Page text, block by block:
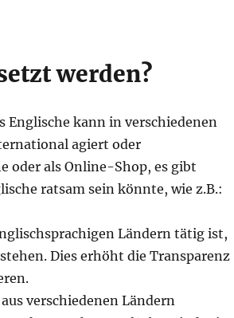
werden?
Englische kann in verschiedenen
agiert oder
oder als Online-Shop, es gibt
ratsam sein könnte, wie z.B.:
Ländern tätig ist,
Dies erhöht die Transparenz
verschiedenen Ländern